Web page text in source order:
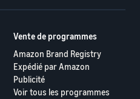
Vente de programmes
Amazon Brand Registry
Expédié par Amazon
Publicité
Voir tous les programmes